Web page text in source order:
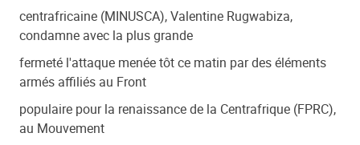
centrafricaine (MINUSCA), Valentine Rugwabiza,
condamne avec la plus grande
fermeté l'attaque menée tôt ce matin par des éléments
armés affiliés au Front
populaire pour la renaissance de la Centrafrique (FPRC),
au Mouvement